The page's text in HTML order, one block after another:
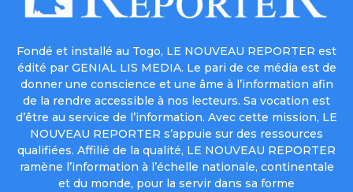
Fondé et installé au Togo, LE NOUVEAU REPORTER est
édité par GENIAL LIS MEDIA. Le pari de ce média est de
donner une conscience et une âme à l’information afin
de la rendre accessible à nos lecteurs. Sa vocation est
d’être au service de l’information. Avec cette mission, LE
NOUVEAU REPORTER s’appuie sur des ressources
qualifiées. Affilié de la qualité, LE NOUVEAU REPORTER
ramène l’information à l’échelle nationale, continentale
et du monde, pour la servir dans sa forme